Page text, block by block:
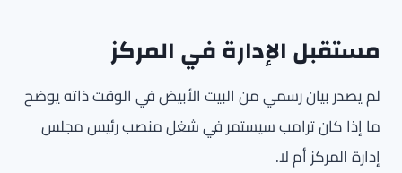
مستقبل الإدارة في المركز
لم يصدر بيان رسمي من البيت الأبيض في الوقت ذاته يوضح
ما إذا كان ترامب سيستمر في شغل منصب رئيس مجلس
إدارة المركز أم لا.